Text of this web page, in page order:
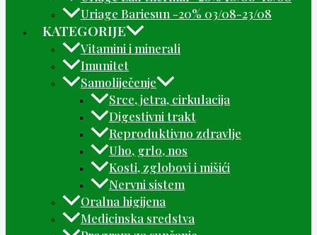
Uriage Bariesun -20% 03/08-23/08
KATEGORIJE
Vitamini i minerali
Imunitet
Samoliječenje
Srce, jetra, cirkulacija
Digestivni trakt
Reproduktivno zdravlje
Uho, grlo, nos
Kosti, zglobovi i mišići
Nervni sistem
Oralna higijena
Medicinska sredstva